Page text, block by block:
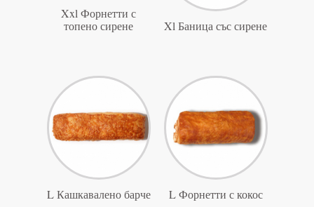
Xxl Форнетти с
топено сирене
Xl Баница със сирене
L Кашкавалено барче L Форнетти с кокос